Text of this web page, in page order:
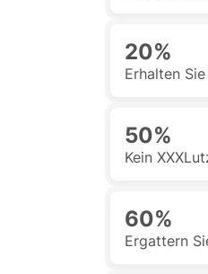
20%
Erhalten
50%
Kein
60%
Ergattern